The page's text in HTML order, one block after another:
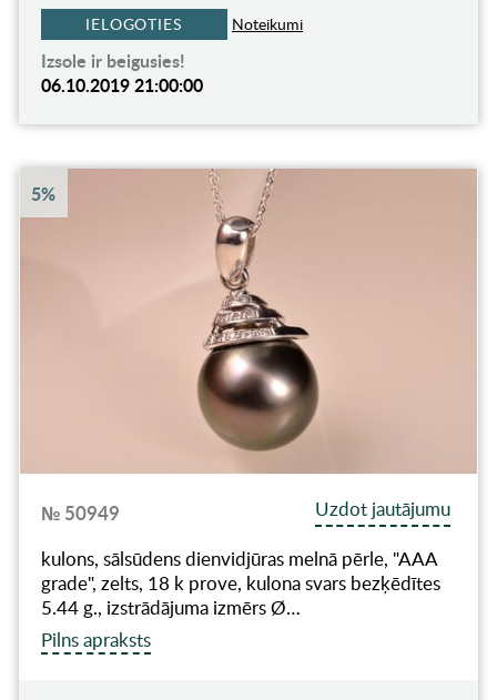
IELOGOTIES Noteikumi
Izsole ir beigusies!
06.10.2019 21:00:00
5%
№ 50949
Uzdot jautājumu
kulons, sālsūdens dienvidjūras melnā pērle, "AAA
grade", zelts, 18 k prove, kulona svars bezķēdītes
5.44 g., izstrādājuma izmērs Ø…
Pilns apraksts